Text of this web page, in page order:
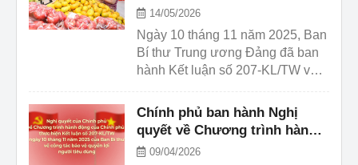
hiện Nghị quyết số 87/NQ-CP
của Chính phủ về công tác
bảo vệ quyền lợi người tiêu
dùng.
14/05/2026
Ngày 10 tháng 11 năm 2025, Ban
Bí thư Trung ương Đảng đã ban
hành Kết luận số 207-KL/TW về
30-CT/TW ngày 22 tháng 01 năm
2019 của Ban Bí thư về tăng
cường sự lãnh đạo Đảng và trách
nhiệm quản lý của Nhà nước đối
Chính phủ ban hành Nghị
quyết về Chương trình hành
động của Chính phủ thực hiện
09/04/2026